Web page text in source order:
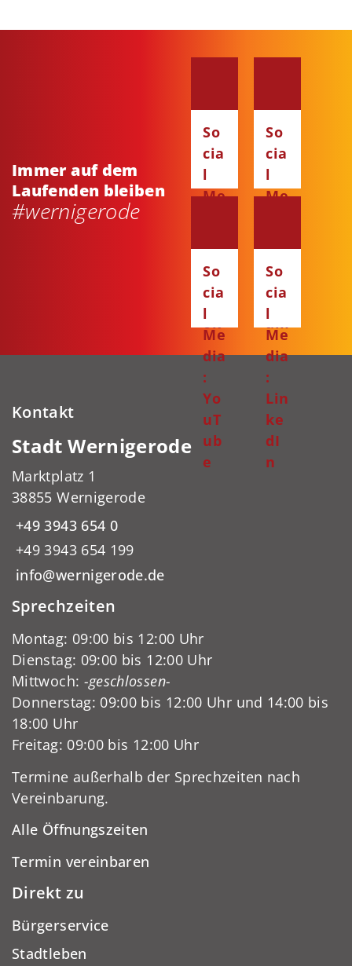
Immer auf dem
Laufenden bleiben
#wernigerode
So
cia
l
Me
ce
bo
ok
So
cia
l
Me
ta
gr
am
So
cia
l
Me
dia
:
Yo
uT
ub
e
So
cia
l
Me
dia
:
Lin
ke
dI
n
Kontakt
Stadt Wernigerode
Marktplatz 1
38855 Wernigerode
+49 3943 654 0
+49 3943 654 199
info@wernigerode.de
Sprechzeiten
Montag: 09:00 bis 12:00 Uhr
Dienstag: 09:00 bis 12:00 Uhr
Mittwoch: -geschlossen-
Donnerstag: 09:00 bis 12:00 Uhr und 14:00 bis
18:00 Uhr
Freitag: 09:00 bis 12:00 Uhr
Termine außerhalb der Sprechzeiten nach
Vereinbarung.
Alle Öffnungszeiten
Termin vereinbaren
Direkt zu
Bürgerservice
Stadtleben